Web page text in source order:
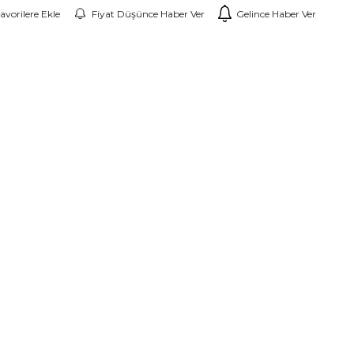
Ekle Fiyat Düşünce Haber Ver Gelince Haber Ver